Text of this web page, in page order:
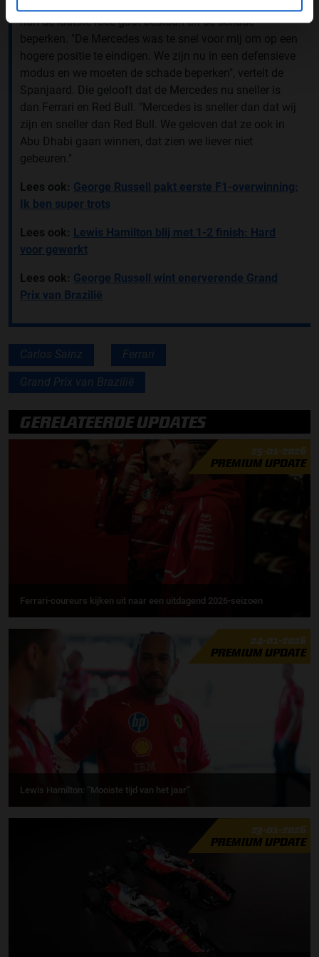
hun de laatste race gaat bestaan uit de schade
beperken. "De Mercedes was te snel voor mij om op een
hogere positie te eindigen. We zijn nu in een defensieve
modus en we moeten de schade beperken", vertelt de
Spanjaard. Die gelooft dat de Mercedes nu sneller is
dan Ferrari en Red Bull. "Mercedes is sneller dan dat wij
zijn en sneller dan Red Bull. We geloven dat ze ook in
Abu Dhabi gaan winnen, dat zien we liever niet
gebeuren."
Lees ook: George Russell pakt eerste F1-overwinning:
Ik ben super trots
Lees ook: Lewis Hamilton blij met 1-2 finish: Hard
voor gewerkt
Lees ook: George Russell wint enerverende Grand
Prix van Brazilië
Carlos Sainz Ferrari
Grand Prix van Brazilië
GERELATEERDE UPDATES
25-01-2026
PREMIUM UPDATE
Ferrari-coureurs kijken uit naar een uitdagend 2026-seizoen
24-01-2026
PREMIUM UPDATE
Lewis Hamilton: “Mooiste tijd van het jaar”
23-01-2026
PREMIUM UPDATE